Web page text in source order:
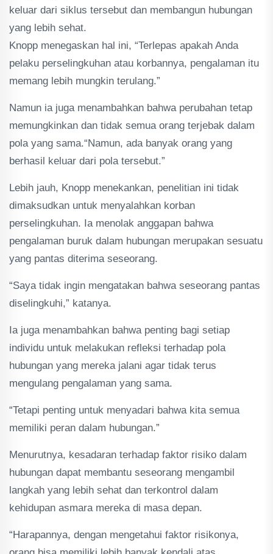
keluar dari siklus tersebut dan membangun hubungan
yang lebih sehat.
Knopp menegaskan hal ini, “Terlepas apakah Anda
pelaku perselingkuhan atau korbannya, pengalaman itu
memang lebih mungkin terulang.”
Namun ia juga menambahkan bahwa perubahan tetap
memungkinkan dan tidak semua orang terjebak dalam
pola yang sama.“Namun, ada banyak orang yang
berhasil keluar dari pola tersebut.”
Lebih jauh, Knopp menekankan, penelitian ini tidak
dimaksudkan untuk menyalahkan korban
perselingkuhan. Ia menolak anggapan bahwa
pengalaman buruk dalam hubungan merupakan sesuatu
yang pantas diterima seseorang.
“Saya tidak ingin mengatakan bahwa seseorang pantas
diselingkuhi,” katanya.
Ia juga menambahkan bahwa penting bagi setiap
individu untuk melakukan refleksi terhadap pola
hubungan yang mereka jalani agar tidak terus
mengulang pengalaman yang sama.
“Tetapi penting untuk menyadari bahwa kita semua
memiliki peran dalam hubungan.”
Menurutnya, kesadaran terhadap faktor risiko dalam
hubungan dapat membantu seseorang mengambil
langkah yang lebih sehat dan terkontrol dalam
kehidupan asmara mereka di masa depan.
“Harapannya, dengan mengetahui faktor risikonya,